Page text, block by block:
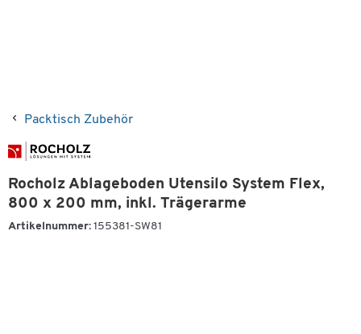
Packtisch Zubehör
Rocholz Ablageboden Utensilo System Flex,
800 x 200 mm, inkl. Trägerarme
Artikelnummer: 155381-SW81